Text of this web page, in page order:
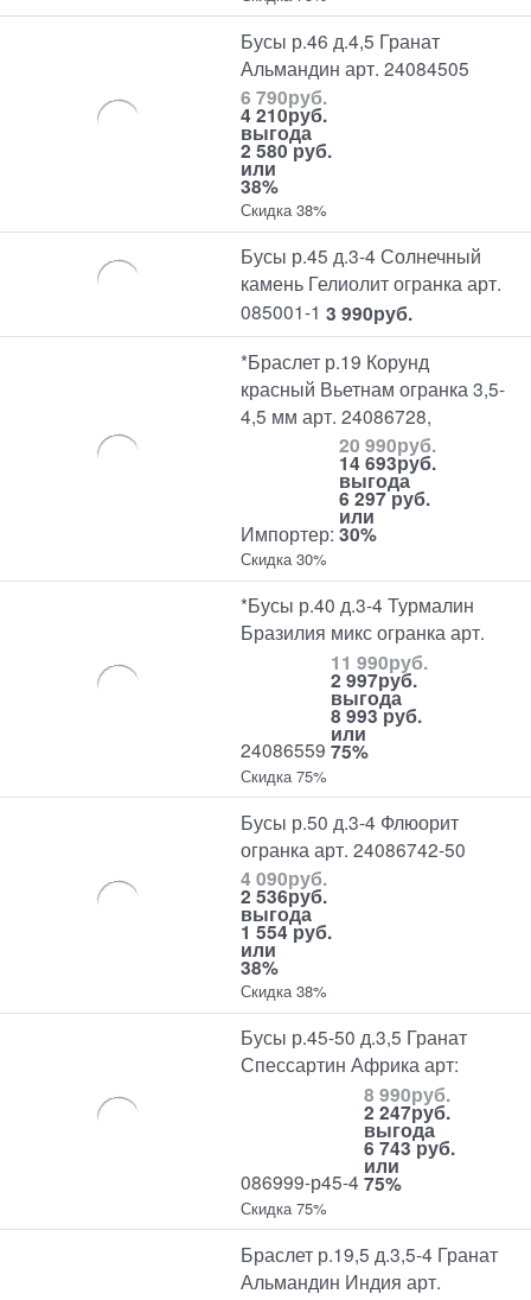
Бусы р.46 д.4,5 Гранат
Альмандин арт. 24084505
6 790руб.
4 210руб.
выгода
2 580 руб.
или
38%
Скидка 38%
Бусы р.45 д.3-4 Солнечный
камень Гелиолит огранка арт.
085001-1 3 990руб.
*Браслет р.19 Корунд
красный Вьетнам огранка 3,5-
4,5 мм арт. 24086728,
Импортер:
20 990руб.
14 693руб.
выгода
6 297 руб.
или
30%
Скидка 30%
*Бусы р.40 д.3-4 Турмалин
Бразилия микс огранка арт.
24086559
11 990руб.
2 997руб.
выгода
8 993 руб.
или
75%
Скидка 75%
Бусы р.50 д.3-4 Флюорит
огранка арт. 24086742-50
4 090руб.
2 536руб.
выгода
1 554 руб.
или
38%
Скидка 38%
Бусы р.45-50 д.3,5 Гранат
Спессартин Африка арт:
086999-р45-4
8 990руб.
2 247руб.
выгода
6 743 руб.
или
75%
Скидка 75%
Браслет р.19,5 д.3,5-4 Гранат
Альмандин Индия арт.